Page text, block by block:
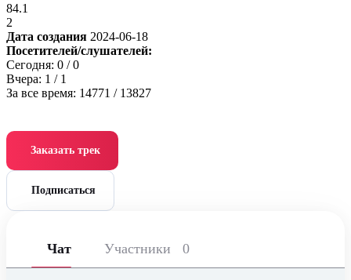
84.1
2
Дата создания 2024-06-18
Посетителей/слушателей:
Сегодня: 0 / 0
Вчера: 1 / 1
За все время: 14771 / 13827
Заказать трек
Подписаться
Чат Участники 0